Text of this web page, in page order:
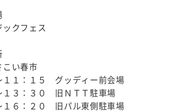
ックフェス
い春市
１：１５ グッディー前会場
３：３０ 旧ＮＴＴ駐車場
６：２０ 旧パル東側駐車場